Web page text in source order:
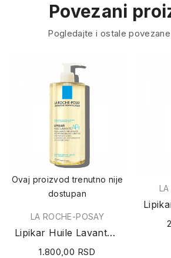
Povezani
Pogledajte i ostale
Ovaj proizvod trenutno nije
dostupan
LA ROCHE-POSAY
Lipikar Huile Lavante AP+ ulje za tuširanje 750ml
1.800,00 RSD